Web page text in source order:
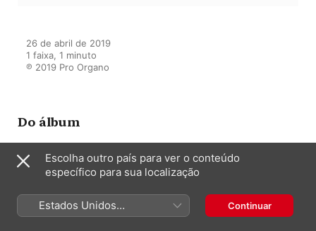
26 de abril de 2019
1 faixa, 1 minuto
℗ 2019 Pro Organo
Do álbum
Reverie
Charles Callahan
Escolha outro país para ver o conteúdo
específico para sua localização
Estados Unidos
(Português Brasil)
Continuar